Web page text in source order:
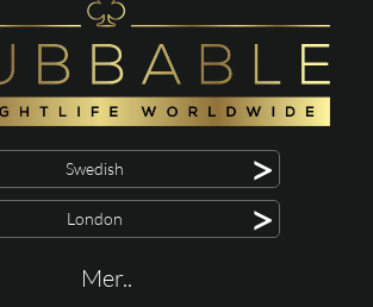
Swedish >
London >
Mer..